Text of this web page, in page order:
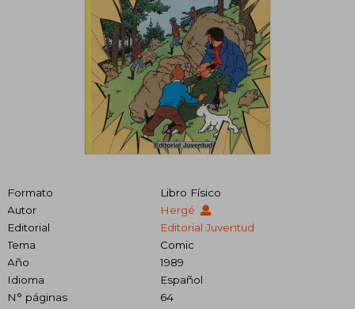
Formato
Libro Físico
Autor
Hergé
Editorial
Editorial Juventud
Tema
Comic
Año
1989
Idioma
Español
N° páginas
64